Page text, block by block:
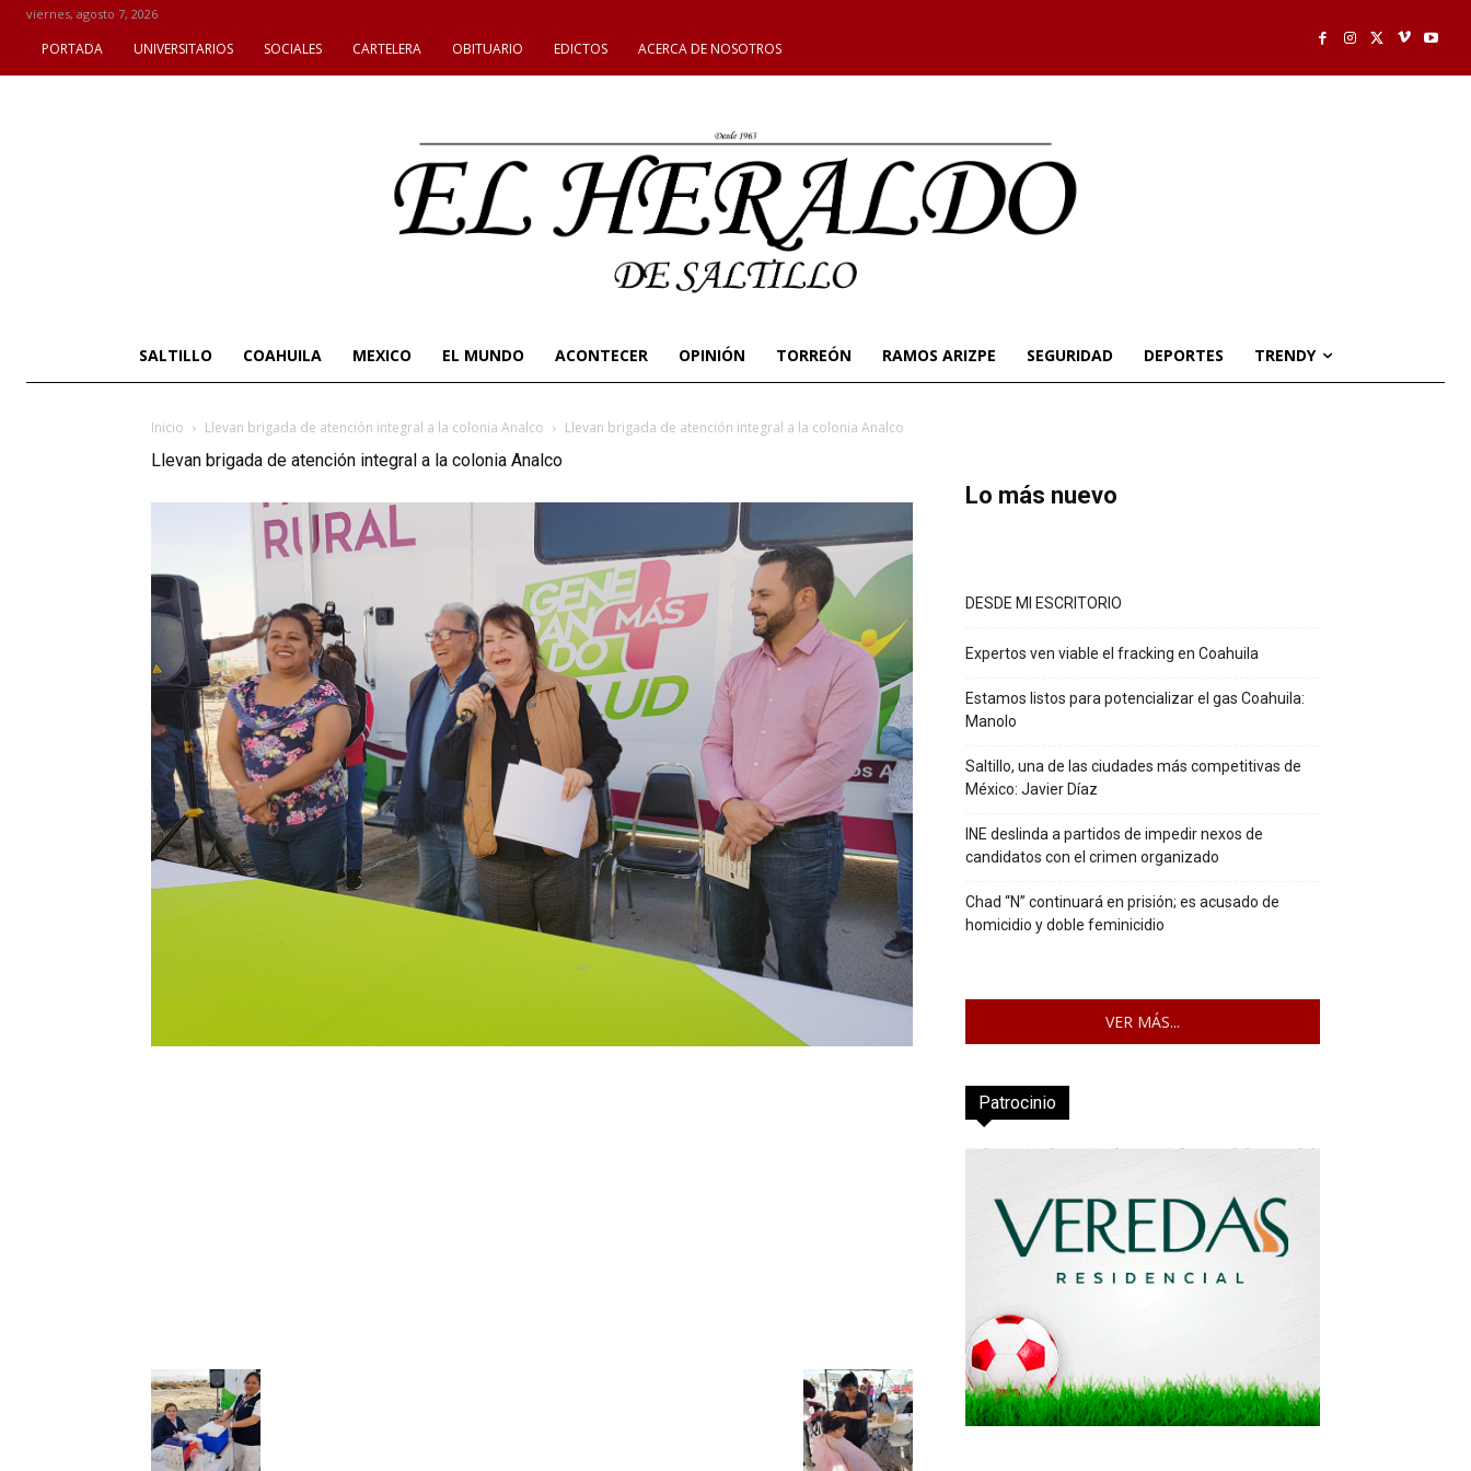
viernes, agosto 7, 2026
PORTADA UNIVERSITARIOS SOCIALES CARTELERA OBITUARIO EDICTOS ACERCA DE NOSOTROS
SALTILLO COAHUILA MEXICO EL MUNDO ACONTECER OPINIÓN TORREÓN RAMOS ARIZPE SEGURIDAD DEPORTES TRENDY
Inicio Llevan brigada de atención integral a la colonia Analco Llevan brigada de atención integral a la colonia Analco
Llevan brigada de atención integral a la colonia Analco
Lo más nuevo
DESDE MI ESCRITORIO
Expertos ven viable el fracking en Coahuila
Estamos listos para potencializar el gas Coahuila:
Manolo
Saltillo, una de las ciudades más competitivas de
México: Javier Díaz
INE deslinda a partidos de impedir nexos de
candidatos con el crimen organizado
Chad “N” continuará en prisión; es acusado de
homicidio y doble feminicidio
VER MÁS...
Patrocinio